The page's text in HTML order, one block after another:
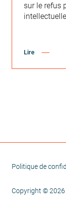
sur le refus
Lire
Politique de
Copyright ©2026